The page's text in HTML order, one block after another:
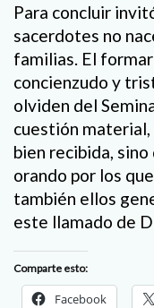
Para concluir
sacerdotes no
familias. El
concienzudo y
olviden del
cuestión material,
bien recibida,
orando por los
también ellos
este llamado de
Comparte esto:
Facebook